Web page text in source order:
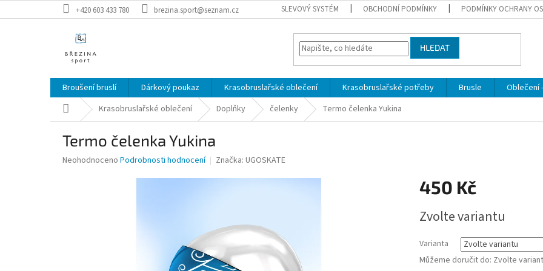
na
+420 603 433 780 brezina.sport@seznam.cz SLEVOVÝ SYSTÉM OBCHODNÍ PODMÍNKY PODMÍNKY OCHRANY
HLEDAT
Broušení bruslí Dárkový poukaz Krasobruslařské oblečení Krasobruslařské potřeby Brusle Oblečení
Domů Krasobruslařské oblečení Doplňky čelenky Termo čelenka Yukina
Termo čelenka Yukina
Průměrné
Neohodnoceno Podrobnosti hodnocení Značka: UGOSKATE
450 Kč
cena:
Zvolte variantu
Varianta
Můžeme doručit do: Zvolte